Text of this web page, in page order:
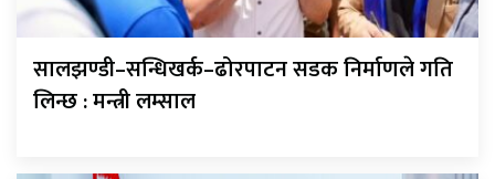
सालझण्डी–सन्धिखर्क–ढोरपाटन सडक निर्माणले गति
लिन्छ : मन्त्री लम्साल